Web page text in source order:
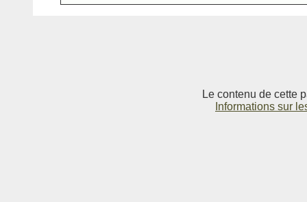
Le contenu de cette
Informations sur